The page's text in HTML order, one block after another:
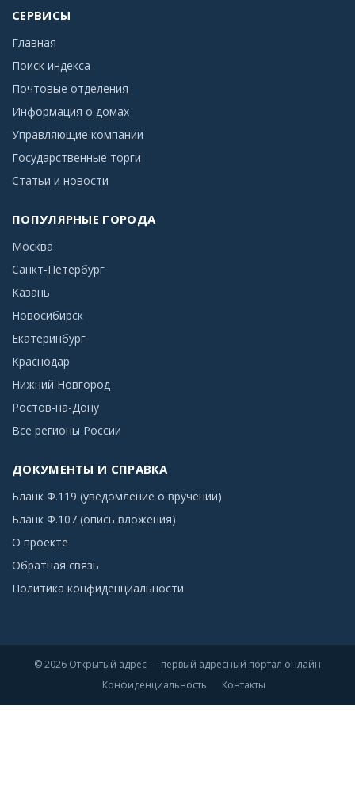
СЕРВИСЫ
Главная
Поиск индекса
Почтовые отделения
Информация о домах
Управляющие компании
Государственные торги
Статьи и новости
ПОПУЛЯРНЫЕ ГОРОДА
Москва
Санкт-Петербург
Казань
Новосибирск
Екатеринбург
Краснодар
Нижний Новгород
Ростов-на-Дону
Все регионы России
ДОКУМЕНТЫ И СПРАВКА
Бланк Ф.119 (уведомление о вручении)
Бланк Ф.107 (опись вложения)
О проекте
Обратная связь
Политика конфиденциальности
© 2026 Открытый адрес — первый адресный портал онлайн
Конфиденциальность
Контакты